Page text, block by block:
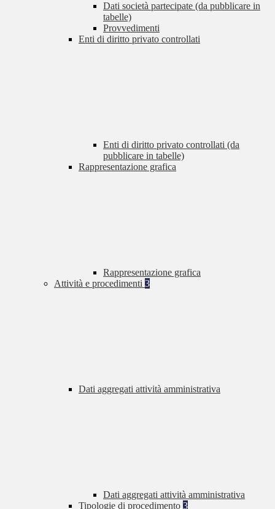
Dati società partecipate (da pubblicare in
tabelle)
Provvedimenti
Enti di diritto privato controllati
Enti di diritto privato controllati (da
pubblicare in tabelle)
Rappresentazione grafica
Rappresentazione grafica
Attività e procedimenti 3
Dati aggregati attività amministrativa
Dati aggregati attività amministrativa
Tipologie di procedimento 3